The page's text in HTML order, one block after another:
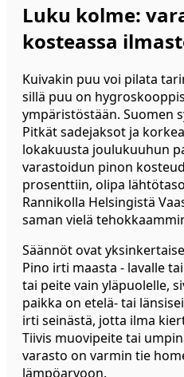
Luku kolme:
kosteassa
Kuivakin puu voi pilata
sillä puu on
ympäristöstään. Suomen
Pitkät sadejaksot ja
lokakuusta joulukuuhun
varastoidun pinon
prosenttiin, olipa
Rannikolla Helsingistä
saman vielä
Säännöt ovat
Pino irti maasta - lavalle
tai peite vain yläpuolelle,
paikka on etelä- tai
irti seinästä, jotta ilma
Tiivis muovipeite tai
varasto on varmin tie
lämpöarvoon.